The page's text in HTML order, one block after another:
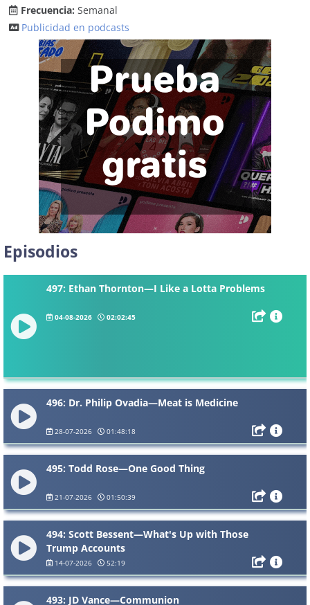
Frecuencia: Semanal
Publicidad en podcasts
Episodios
497: Ethan Thornton—I Like a Lotta Problems
04-08-2026 02:02:45
496: Dr. Philip Ovadia—Meat is Medicine
28-07-2026 01:48:18
495: Todd Rose—One Good Thing
21-07-2026 01:50:39
494: Scott Bessent—What's Up with Those
Trump Accounts
14-07-2026 52:19
493: JD Vance—Communion